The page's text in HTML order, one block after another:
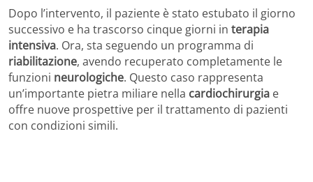
Dopo l’intervento, il paziente è stato estubato il giorno
successivo e ha trascorso cinque giorni in terapia
intensiva. Ora, sta seguendo un programma di
riabilitazione, avendo recuperato completamente le
funzioni neurologiche. Questo caso rappresenta
un’importante pietra miliare nella cardiochirurgia e
offre nuove prospettive per il trattamento di pazienti
con condizioni simili.